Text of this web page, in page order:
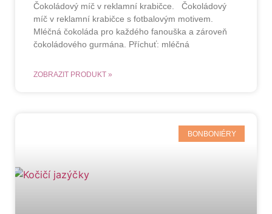
Čokoládový míč v reklamní krabičce. Čokoládový
míč v reklamní krabičce s fotbalovým motivem.
Mléčná čokoláda pro každého fanouška a zároveň
čokoládového gurmána. Příchuť: mléčná
ZOBRAZIT PRODUKT »
BONBONIÉRY